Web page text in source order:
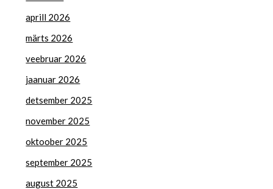
aprill 2026
märts 2026
veebruar 2026
jaanuar 2026
detsember 2025
november 2025
oktoober 2025
september 2025
august 2025